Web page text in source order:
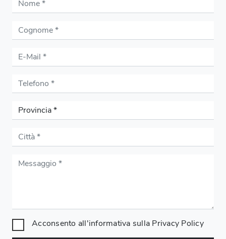
Acconsento all'informativa sulla Privacy Policy